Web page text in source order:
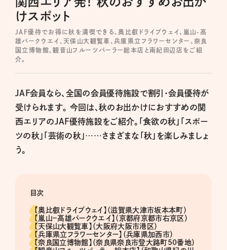
けスポット
JAF優待でお得に秋を満喫できる、奥比叡ドライブウェイ、嵐山-高
雄パークウエイ、天保山大観覧車、兵庫県立フラワーセンター、奈良
国立博物館、観音山フルーツパーラー総本店と南紀田辺店をご紹
介。
JAF会員なら、全国の会員優待施設で割引・会員優待が
受けられます。 今回は、秋のお出かけにおすすめの関
西エリアのJAF優待施設をご紹介。「食欲の秋」「スポー
ツの秋」「芸術の秋」……さまざまな「秋」を楽しみましょ
う。
目次
【奥比叡ドライブウェイ】（滋賀県大津市坂本本町）
【嵐山−高雄パークウエイ】（京都府京都市右京区）
【天保山大観覧車】（大阪府大阪市港区）
【兵庫県立フラワーセンター】（兵庫県加西市）
【奈良国立博物館】（奈良県奈良市登大路町50番地）